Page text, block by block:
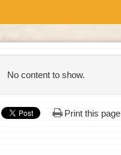
No content to show.
Print this page